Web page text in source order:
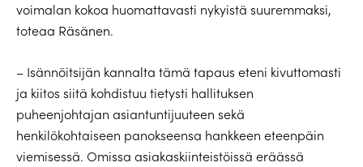
voimalan kokoa huomattavasti nykyistä suuremmaksi,
toteaa Räsänen.
– Isännöitsijän kannalta tämä tapaus eteni kivuttomasti
ja kiitos siitä kohdistuu tietysti hallituksen
puheenjohtajan asiantuntijuuteen sekä
henkilökohtaiseen panokseensa hankkeen eteenpäin
viemisessä. Omissa asiakaskiinteistöissä eräässä